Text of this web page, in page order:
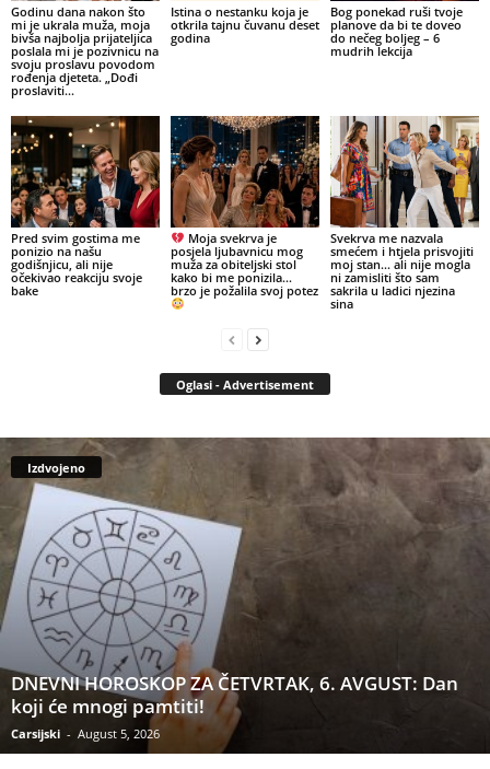
Godinu dana nakon što
mi je ukrala muža, moja
bivša najbolja prijateljica
poslala mi je pozivnicu na
svoju proslavu povodom
rođenja djeteta. „Dođi
proslaviti...
Istina o nestanku koja je
otkrila tajnu čuvanu deset
godina
Bog ponekad ruši tvoje
planove da bi te doveo
do nečeg boljeg – 6
mudrih lekcija
Pred svim gostima me
ponizio na našu
godišnjicu, ali nije
očekivao reakciju svoje
bake
Moja svekrva je
posjela ljubavnicu mog
muža za obiteljski stol
kako bi me ponizila…
brzo je požalila svoj potez
Svekrva me nazvala
smećem i htjela prisvojiti
moj stan… ali nije mogla
ni zamisliti što sam
sakrila u ladici njezina
sina
Oglasi - Advertisement
Izdvojeno
DNEVNI HOROSKOP ZA ČETVRTAK, 6. AVGUST: Dan
koji će mnogi pamtiti!
Carsijski - August 5, 2026